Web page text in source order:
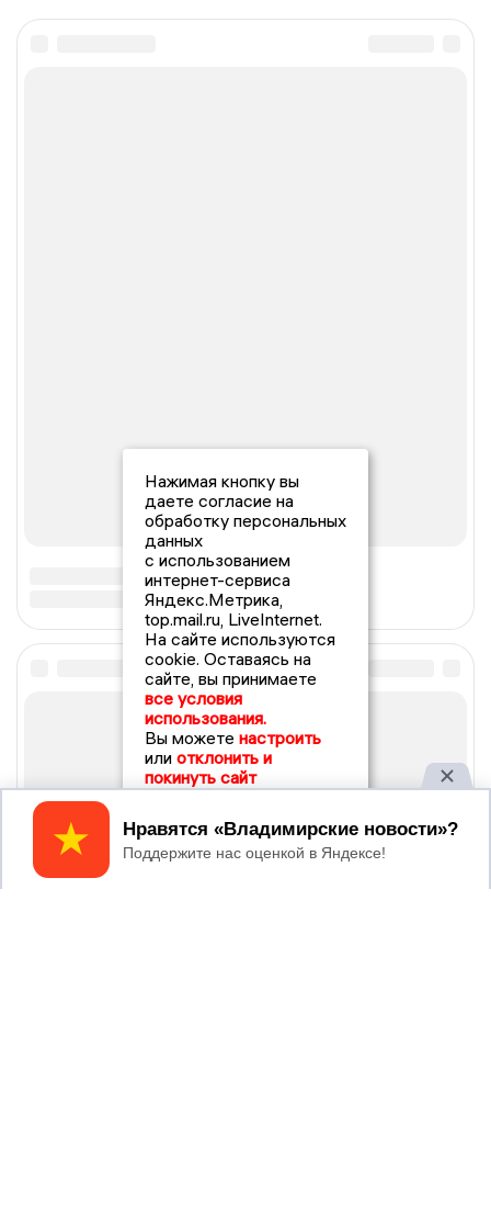
Нажимая кнопку вы
даете согласие на
обработку персональных
данных
с использованием
интернет-сервиса
Яндекс.Метрика,
top.mail.ru, LiveInternet.
На сайте используются
cookie. Оставаясь на
сайте, вы принимаете
все условия
использования.
Вы можете настроить
или отклонить и
покинуть сайт
Принять